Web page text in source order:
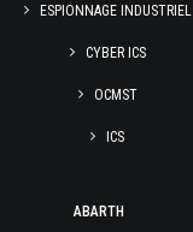
ESPIONNAGE INDUSTRIEL
CYBER ICS
OCMST
ICS
ABARTH